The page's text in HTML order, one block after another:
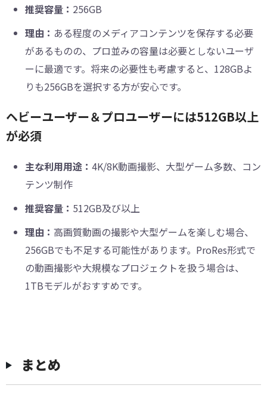
推奨容量： 256GB
理由： ある程度のメディアコンテンツを保存する必要
があるものの、プロ並みの容量は必要としないユーザ
ーに最適です。将来の必要性も考慮すると、128GBよ
りも256GBを選択する方が安心です。
ヘビーユーザー＆プロユーザーには512GB以上
が必須
主な利用用途： 4K/8K動画撮影、大型ゲーム多数、コン
テンツ制作
推奨容量： 512GB及び以上
理由： 高画質動画の撮影や大型ゲームを楽しむ場合、
256GBでも不足する可能性があります。ProRes形式で
の動画撮影や大規模なプロジェクトを扱う場合は、
1TBモデルがおすすめです。
まとめ